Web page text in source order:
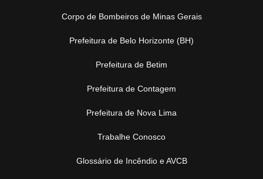
Corpo de Bombeiros de Minas Gerais
Prefeitura de Belo Horizonte (BH)
Prefeitura de Betim
Prefeitura de Contagem
Prefeitura de Nova Lima
Trabalhe Conosco
Glossário de Incêndio e AVCB